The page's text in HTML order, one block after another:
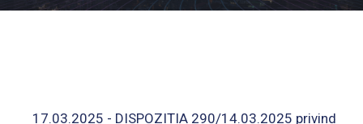
17.03.2025 - DISPOZIȚIA 290/14.03.2025 privind